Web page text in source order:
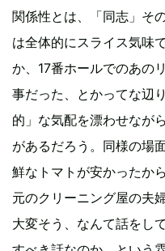
関係性とは、「同志」そ
は全体的にスライス気味
か、17番ホールでのあの
事だった、とかってな辺
的」な気配を漂わせなが
があるだろう。同様の場
鮮なトマトが安かったか
元のクリーニング屋の夫
大変そう、なんて話をし